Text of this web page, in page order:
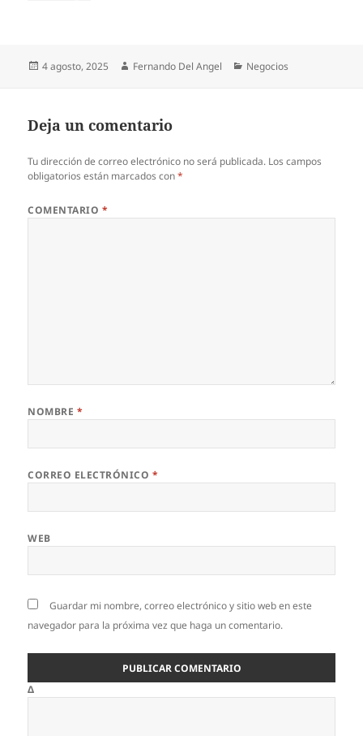
Publicado
4 agosto, 2025 Autor
Fernando Del Angel Categorías
Negocios
Deja un comentario
Tu dirección de correo electrónico no será publicada. Los campos
obligatorios están marcados con*
COMENTARIO *
NOMBRE *
CORREO ELECTRÓNICO *
WEB
Guardar mi nombre, correo electrónico y sitio web en este
navegador para la próxima vez que haga un comentario.
Δ